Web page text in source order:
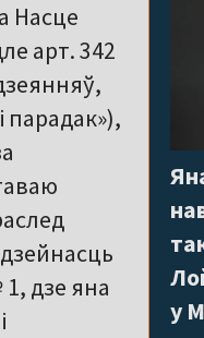
у
Насце
арт. 342
парадак»),
1, дзе яна